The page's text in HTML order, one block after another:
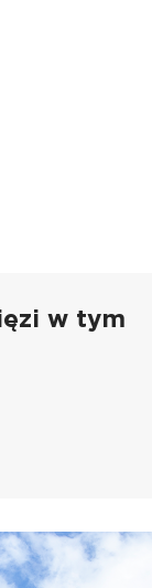
w tym